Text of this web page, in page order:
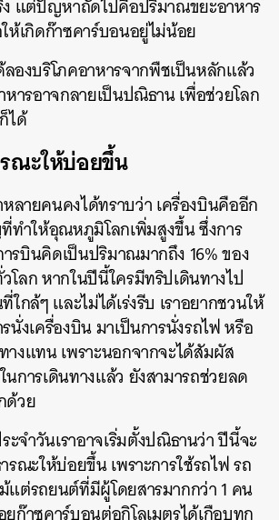
ง แต่ปัญหาถัดไปคือปริมาณขยะอาหาร
ห้เกิดก๊าซคาร์บอนอยู่ไม่น้อย
ลองบริโภคอาหารจากพืชเป็นหลักแล้ว
หารอาจกลายเป็นปณิธาน เพื่อช่วยโลก
ได้
ณะให้บ่อยขึ้น
ลายคนคงได้ทราบว่า เครื่องบินคืออีก
ทำให้อุณหภูมิโลกเพิ่มสูงขึ้น ซึ่งการ
บินคิดเป็นปริมาณมากถึง 16% ของ
ลก หากในปีนี้ใครมีทริปเดินทางไป
ใกล้ๆ และไม่ได้เร่งรีบ เราอยากชวนให้
นั่งเครื่องบิน มาเป็นการนั่งรถไฟ หรือ
างแทน เพราะนอกจากจะได้สัมผัส
การเดินทางแล้ว ยังสามารถช่วยลด
ด้วย
ะจำวันเราอาจเริ่มตั้งปณิธานว่า ปีนี้จะ
รณะให้บ่อยขึ้น เพราะการใช้รถไฟ รถ
แต่รถยนต์ที่มีผู้โดยสารมากกว่า 1 คน